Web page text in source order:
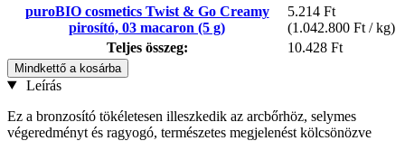
puroBIO cosmetics Twist & Go Creamy
pirosító, 03 macaron (5 g)
5.214 Ft
(1.042.800 Ft / kg)
Teljes összeg:
10.428 Ft
Mindkettő a kosárba
Leírás
Ez a bronzosító tökéletesen illeszkedik az arcbőrhöz, selymes
végeredményt és ragyogó, természetes megjelenést kölcsönözve